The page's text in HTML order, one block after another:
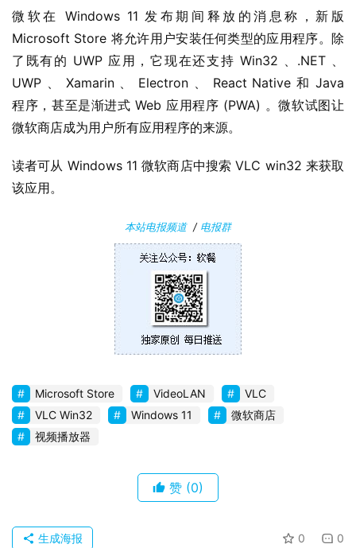
软
件
安
苹
果
微软在 Windows 11 发布期间释放的消息称，新版
Microsoft Store 将允许用户安装任何类型的应用程序。除
了既有的 UWP 应用，它现在还支持 Win32 、.NET 、
UWP 、 Xamarin 、 Electron 、 React Native 和 Java
程序，甚至是渐进式 Web 应用程序 (PWA) 。微软试图让
微软商店成为用户所有应用程序的来源。
读者可从 Windows 11 微软商店中搜索 VLC win32 来获取
该应用。
本站电报频道/ 电报群
Microsoft Store VideoLAN
VLC
VLC Win32
Windows 11
微软商店
视频播放器
赞 (0)
0 0
生成海报